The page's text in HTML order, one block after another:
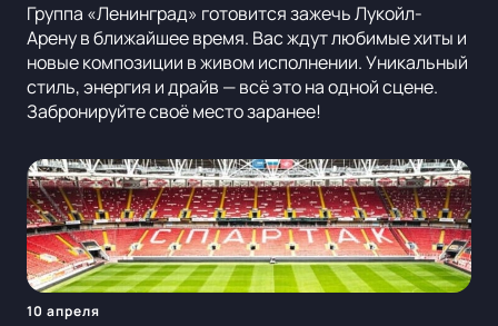
Группа «Ленинград» готовится зажечь Лукойл-
Арену в ближайшее время. Вас ждут любимые хиты и
новые композиции в живом исполнении. Уникальный
стиль, энергия и драйв — всё это на одной сцене.
Забронируйте своё место заранее!
10 апреля